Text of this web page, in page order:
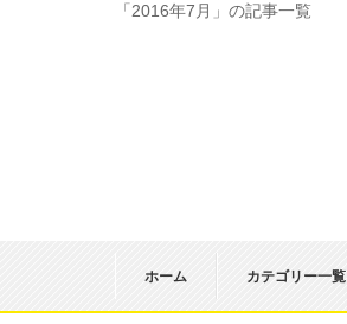
「2016年7月」の記事一覧
ホーム カテゴリー一覧